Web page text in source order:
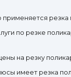
применяется
по резке
на резку
имеет резка